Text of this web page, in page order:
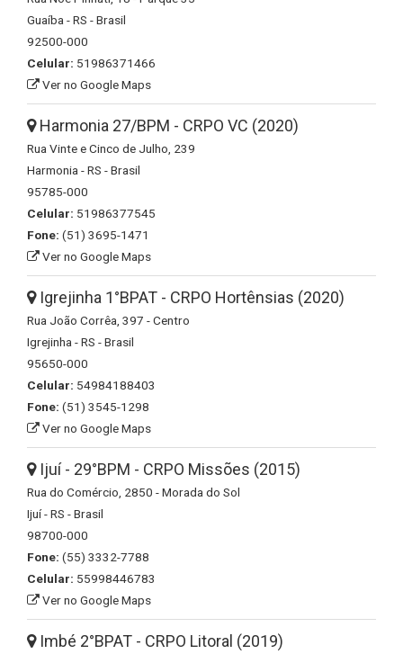
Guaíba - RS - Brasil
92500-000
Celular: 51986371466
Ver no Google Maps
Harmonia 27/BPM - CRPO VC (2020)
Rua Vinte e Cinco de Julho, 239
Harmonia - RS - Brasil
95785-000
Celular: 51986377545
Fone: (51) 3695-1471
Ver no Google Maps
Igrejinha 1°BPAT - CRPO Hortênsias (2020)
Rua João Corrêa, 397 - Centro
Igrejinha - RS - Brasil
95650-000
Celular: 54984188403
Fone: (51) 3545-1298
Ver no Google Maps
Ijuí - 29°BPM - CRPO Missões (2015)
Rua do Comércio, 2850 - Morada do Sol
Ijuí - RS - Brasil
98700-000
Fone: (55) 3332-7788
Celular: 55998446783
Ver no Google Maps
Imbé 2°BPAT - CRPO Litoral (2019)